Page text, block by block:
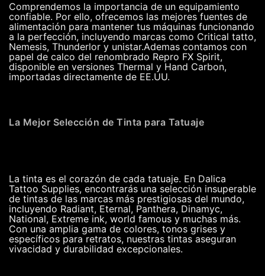
Comprendemos la importancia de un equipamiento
confiable. Por ello, ofrecemos las mejores fuentes de
alimentación para mantener tus máquinas funcionando
a la perfección, incluyendo marcas como Critical tatto,
Nemesis, Thunderlor y unistar.Ademas contamos con
papel de calco del renombrado Repro FX Spirit,
disponible en versiones Thermal y Hand Carbon,
importadas directamente de EE.UU.
La Mejor Selección de Tinta para Tatuaje
La tinta es el corazón de cada tatuaje. En Dalica
Tattoo Supplies, encontrarás una selección insuperable
de tintas de las marcas más prestigiosas del mundo,
incluyendo Radiant, Eternal, Panthera, Dinamyc,
National, Extreme ink, world famous y muchas más.
Con una amplia gama de colores, tonos grises y
específicos para retratos, nuestras tintas aseguran
vivacidad y durabilidad excepcionales.